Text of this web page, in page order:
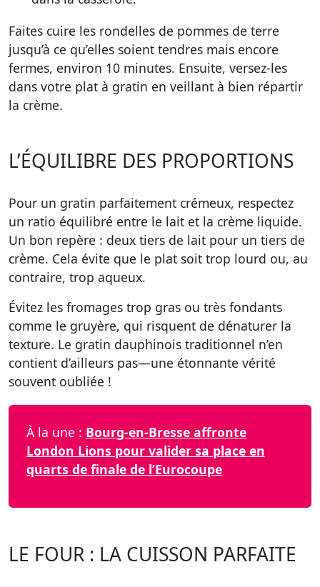
Faites cuire les rondelles de pommes de terre
jusqu’à ce qu’elles soient tendres mais encore
fermes, environ 10 minutes. Ensuite, versez-les
dans votre plat à gratin en veillant à bien répartir
la crème.
L’ÉQUILIBRE DES PROPORTIONS
Pour un gratin parfaitement crémeux, respectez
un ratio équilibré entre le lait et la crème liquide.
Un bon repère : deux tiers de lait pour un tiers de
crème. Cela évite que le plat soit trop lourd ou, au
contraire, trop aqueux.
Évitez les fromages trop gras ou très fondants
comme le gruyère, qui risquent de dénaturer la
texture. Le gratin dauphinois traditionnel n’en
contient d’ailleurs pas—une étonnante vérité
souvent oubliée !
À la une : Bourg-en-Bresse affronte
London Lions pour valider sa place en
quarts de finale de l’Eurocoupe
LE FOUR : LA CUISSON PARFAITE